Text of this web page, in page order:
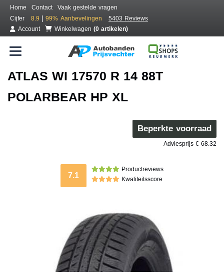
Home Contact
Vaak gestelde vragen
Cijfer
8.9 | 99% Aanbevelingen
5403 Reviews
Account
Winkelwagen (0 artikelen)
ATLAS WI 17570 R 14 88T
POLARBEAR HP XL
Beperkte voorraad
Adviesprijs € 68.32
7.1
Productreviews
Kwaliteitsscore